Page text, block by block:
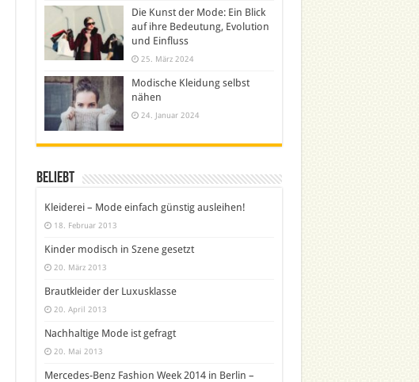
Die Kunst der Mode: Ein Blick
auf ihre Bedeutung, Evolution
und Einfluss
25. März 2024
Modische Kleidung selbst
nähen
24. Januar 2024
Beliebt
Kleiderei – Mode einfach günstig ausleihen!
18. Februar 2013
Kinder modisch in Szene gesetzt
20. März 2013
Brautkleider der Luxusklasse
20. April 2013
Nachhaltige Mode ist gefragt
20. Mai 2013
Mercedes-Benz Fashion Week 2014 in Berlin –